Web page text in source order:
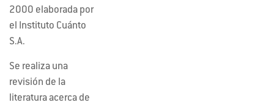
2000 elaborada por
el Instituto Cuánto
S.A.
Se realiza una
revisión de la
literatura acerca de